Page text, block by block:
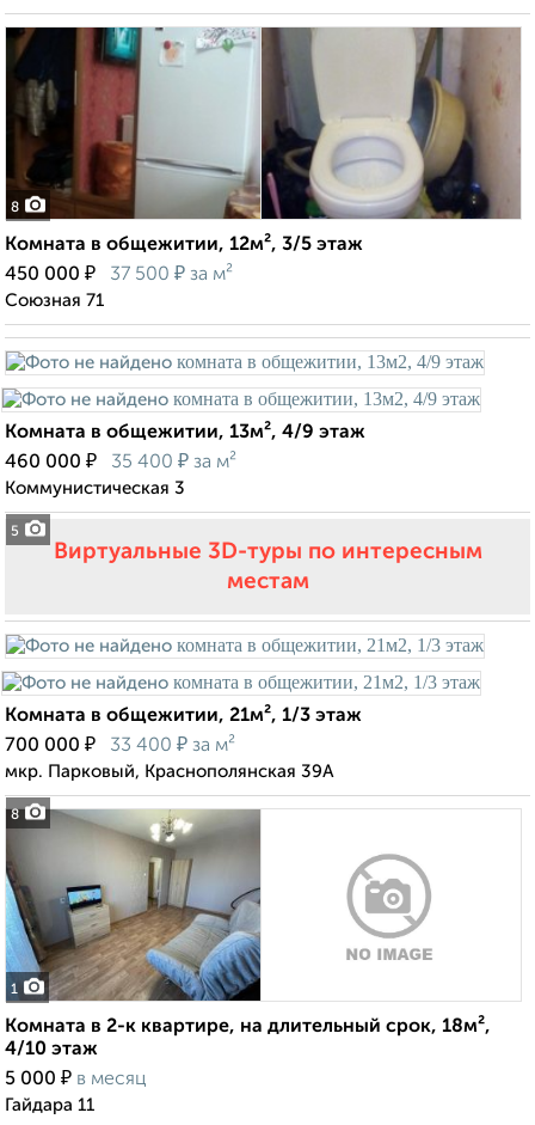
8
Комната в общежитии, 12м², 3/5 этаж
450 000 ₽ 37 500 ₽ за м²
Союзная 71
5
Комната в общежитии, 13м², 4/9 этаж
460 000 ₽ 35 400 ₽ за м²
Коммунистическая 3
Виртуальные 3D-туры по интересным
местам
8
Комната в общежитии, 21м², 1/3 этаж
700 000 ₽ 33 400 ₽ за м²
мкр. Парковый, Краснополянская 39А
1
Комната в 2-к квартире, на длительный срок, 18м²,
4/10 этаж
5 000 ₽ в месяц
Гайдара 11